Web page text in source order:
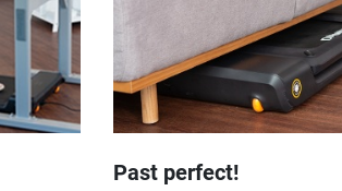
Past perfect!